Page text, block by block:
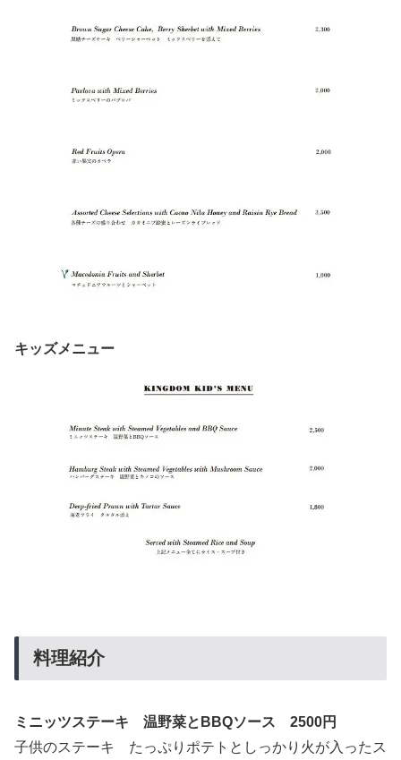
キッズメニュー
料理紹介
ミニッツステーキ 温野菜とBBQソース 2500円
子供のステーキ たっぷりポテトとしっかり火が入ったス